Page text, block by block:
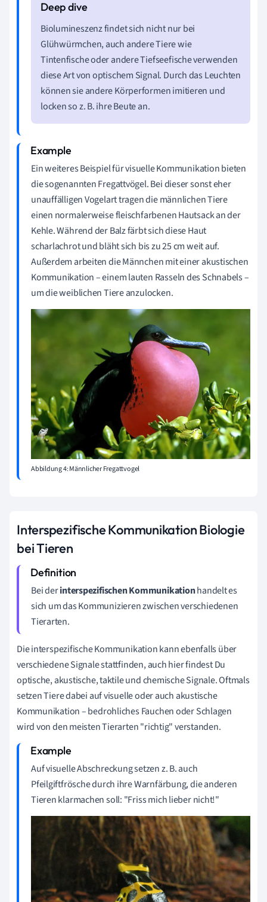
Biolumineszenz findet sich nicht nur bei
Glühwürmchen, auch andere Tiere wie
Tintenfische oder andere Tiefseefische verwenden
diese Art von optischem Signal. Durch das Leuchten
können sie andere Körperformen imitieren und
locken so z. B. ihre Beute an.
Ein weiteres Beispiel für visuelle Kommunikation bieten
die sogenannten Fregattvögel. Bei dieser sonst eher
unauffälligen Vogelart tragen die männlichen Tiere
einen normalerweise fleischfarbenen Hautsack an der
Kehle. Während der Balz färbt sich diese Haut
scharlachrot und bläht sich bis zu 25 cm weit auf.
Außerdem arbeiten die Männchen mit einer akustischen
Kommunikation – einem lauten Rasseln des Schnabels –
um die weiblichen Tiere anzulocken.
Abbildung 4: Männlicher Fregattvogel
Interspezifische Kommunikation Biologie
bei Tieren
Bei derinterspezifischen Kommunikationhandelt es
sich um das Kommunizieren zwischen verschiedenen
Tierarten.
Die interspezifische Kommunikation kann ebenfalls über
verschiedene Signale stattfinden, auch hier findest Du
optische, akustische, taktile und chemische Signale. Oftmals
setzen Tiere dabei auf visuelle oder auch akustische
Kommunikation – bedrohliches Fauchen oder Schlagen
wird von den meisten Tierarten "richtig" verstanden.
Auf visuelle Abschreckung setzen z. B. auch
Pfeilgiftfrösche durch ihre Warnfärbung, die anderen
Tieren klarmachen soll: "Friss mich lieber nicht!"